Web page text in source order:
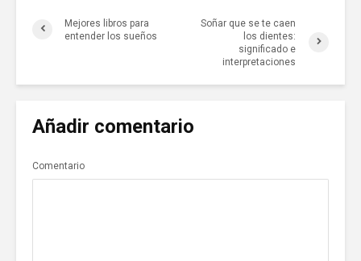
Mejores libros para
entender los sueños
Soñar que se te caen
los dientes:
significado e
interpretaciones
Añadir comentario
Comentario